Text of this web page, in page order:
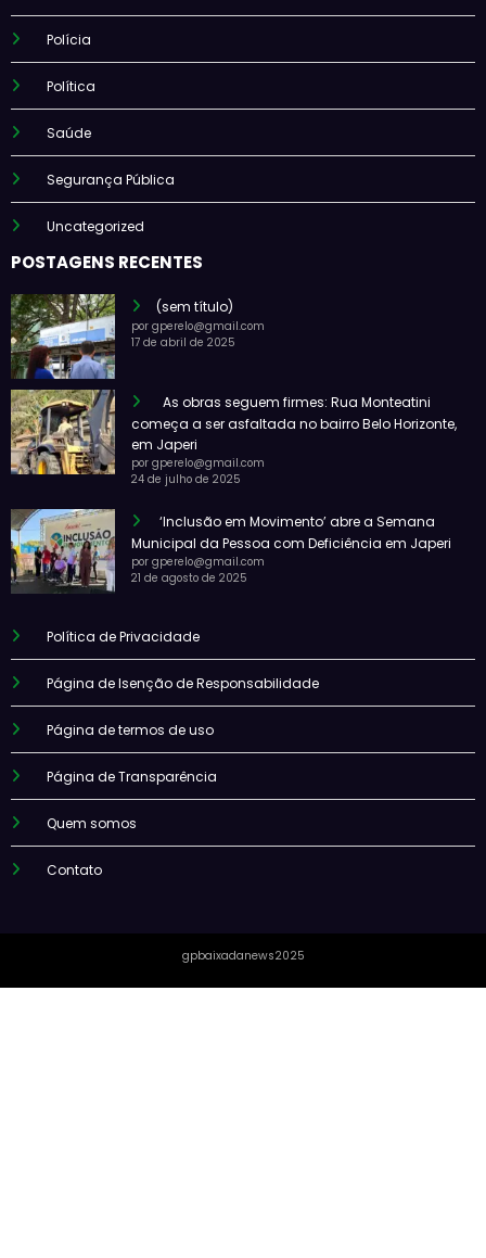
Polícia
Política
Saúde
Segurança Pública
Uncategorized
POSTAGENS RECENTES
(sem título)
por gperelo@gmail.com
17 de abril de 2025
As obras seguem firmes: Rua Monteatini
começa a ser asfaltada no bairro Belo Horizonte,
em Japeri
por gperelo@gmail.com
24 de julho de 2025
‘Inclusão em Movimento’ abre a Semana
Municipal da Pessoa com Deficiência em Japeri
por gperelo@gmail.com
21 de agosto de 2025
Política de Privacidade
Página de Isenção de Responsabilidade
Página de termos de uso
Página de Transparência
Quem somos
Contato
gpbaixadanews2025